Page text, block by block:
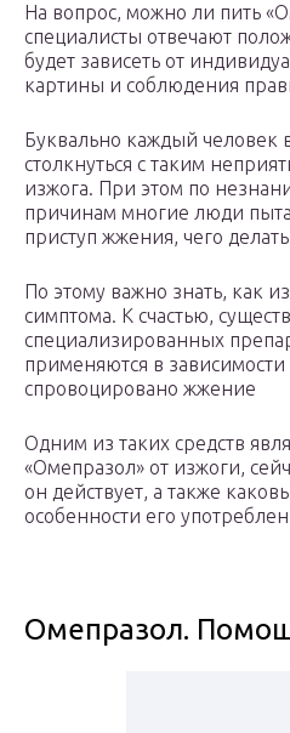
На вопрос, можно ли пить
специалисты отвечают
будет зависеть от
картины и соблюдения
Буквально каждый человек
столкнуться с таким
изжога. При этом по
причинам многие люди
приступ жжения, чего
По этому важно знать, как
симптома. К счастью,
специализированных
применяются в зависимости
спровоцировано жжение
Одним из таких средств
«Омепразол» от изжоги,
он действует, а также
особенности его
Омепразол.